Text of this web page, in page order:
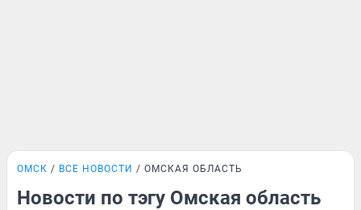
ОМСК ВСЕ НОВОСТИ ОМСКАЯ ОБЛАСТЬ
Новости по тэгу Омская область